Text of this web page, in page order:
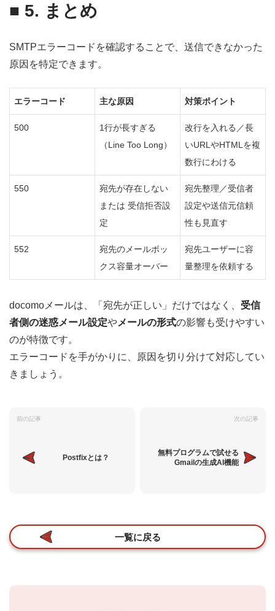
■ 5. まとめ
SMTPエラーコードを確認することで、送信できなかった
原因を特定できます。
エラーコード 主な原因 対策ポイント
500
1行が長すぎる
（Line Too Long）
改行を入れる／長
いURLやHTMLを複
数行にわける
550
宛先が存在しない
または 受信拒否設
定
宛先整理／受信者
設定や送信元信頼
性も見直す
552
宛先のメールボッ
クス容量オーバー
宛先ユーザーに容
量整理を依頼する
docomoメールは、「宛先が正しい」だけではなく、 受信
者側の迷惑メール設定やメールの形式の影響も受けやすい
のが特徴です。
エラーコードを手がかりに、原因を切り分けて対応してい
きましょう。
前の記事
Postfixとは？
次の記事
無料プログラムで試せる
Gmailの生成AI機能
一覧に戻る